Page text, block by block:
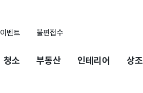
이벤트 불편접수
청소 부동산 인테리어 상조